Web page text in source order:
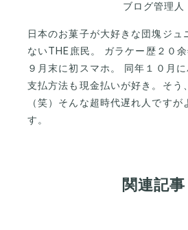
ブログ管理人
日本のお菓子が大好きな団塊ジュ
ないTHE庶民。 ガラケー歴２０
９月末に初スマホ。 同年１０月に
支払方法も現金払いが好き。そう
（笑）そんな超時代遅れ人ですが
す。
関連記事